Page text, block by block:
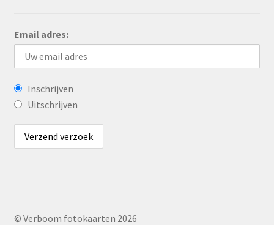
Email adres:
Inschrijven
Uitschrijven
© Verboom fotokaarten 2026